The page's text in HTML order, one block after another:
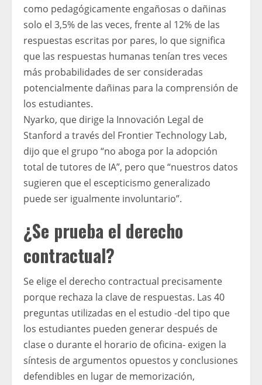
como pedagógicamente engañosas o dañinas
solo el 3,5% de las veces, frente al 12% de las
respuestas escritas por pares, lo que significa
que las respuestas humanas tenían tres veces
más probabilidades de ser consideradas
potencialmente dañinas para la comprensión de
los estudiantes.
Nyarko, que dirige la Innovación Legal de
Stanford a través del Frontier Technology Lab,
dijo que el grupo “no aboga por la adopción
total de tutores de IA”, pero que “nuestros datos
sugieren que el escepticismo generalizado
puede ser igualmente involuntario”.
¿Se prueba el derecho
contractual?
Se elige el derecho contractual precisamente
porque rechaza la clave de respuestas. Las 40
preguntas utilizadas en el estudio -del tipo que
los estudiantes pueden generar después de
clase o durante el horario de oficina- exigen la
síntesis de argumentos opuestos y conclusiones
defendibles en lugar de memorización,